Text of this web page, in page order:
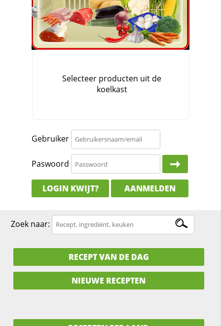
Gebruiker
Paswoord
LOGIN KWIJT? AANMELDEN
Zoek naar:
RECEPT VAN DE DAG
NIEUWE RECEPTEN